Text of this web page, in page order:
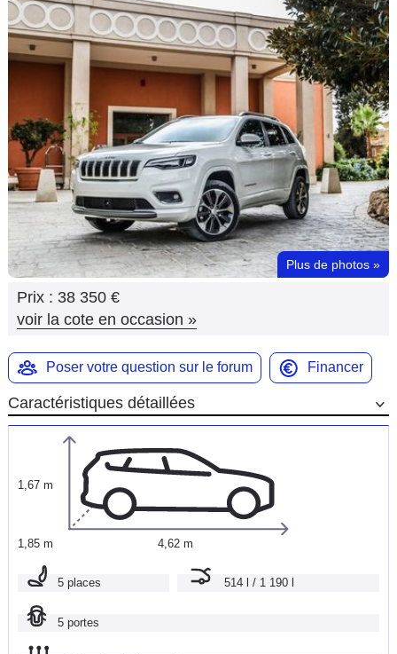
Electriques
Utilitaires
Flottes
Auto
Services
Forum
Moto
Marques
Plus de photos »
Prix : 38 350 €
voir la cote en occasion »
Poser votre question sur le forum Financer
Caractéristiques détaillées
1,67 m
1,85 m 4,62 m
5 places 514 l / 1 190 l
5 portes